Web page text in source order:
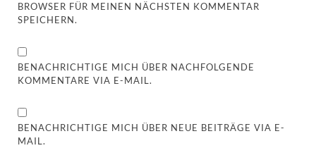
BROWSER FÜR MEINEN NÄCHSTEN KOMMENTAR
SPEICHERN.
BENACHRICHTIGE MICH ÜBER NACHFOLGENDE
KOMMENTARE VIA E-MAIL.
BENACHRICHTIGE MICH ÜBER NEUE BEITRÄGE VIA E-
MAIL.